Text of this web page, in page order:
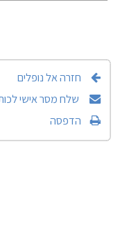
חזרה אל נופלים
שלח מסר אישי
הדפסה